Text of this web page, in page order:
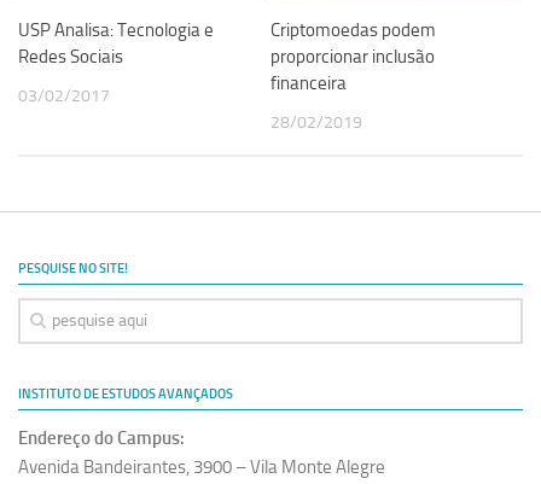
Newsletter
USP Analisa: Tecnologia e
Redes Sociais
03/02/2017
Criptomoedas podem
proporcionar inclusão
financeira
28/02/2019
PESQUISE NO SITE!
INSTITUTO DE ESTUDOS AVANÇADOS
Endereço do Campus:
Avenida Bandeirantes, 3900 – Vila Monte Alegre